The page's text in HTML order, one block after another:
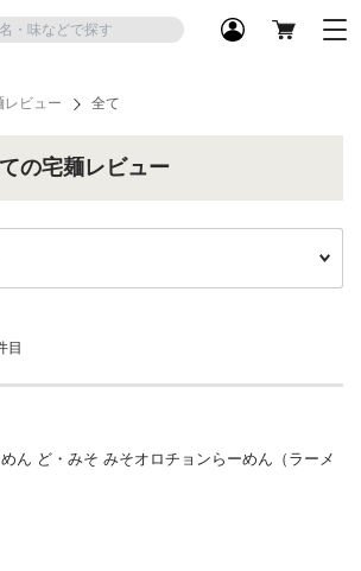
レビュー 全て
の宅麺レビュー
目
ん ど・みそ みそオロチョンらーめん（ラーメ